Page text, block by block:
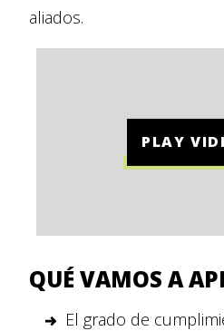
aliados.
PLAY
QUÉ VAMOS A
El grado de